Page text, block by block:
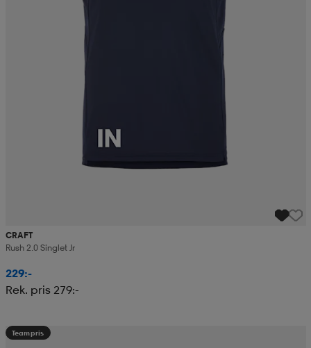
CRAFT
Rush 2.0 Singlet Jr
229:-
Rek. pris 279:-
Teampris